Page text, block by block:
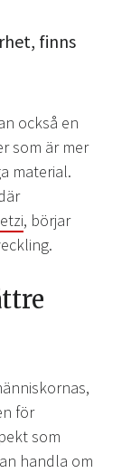
finns
också en
som är mer
material.
, börjar
för
som
handla om